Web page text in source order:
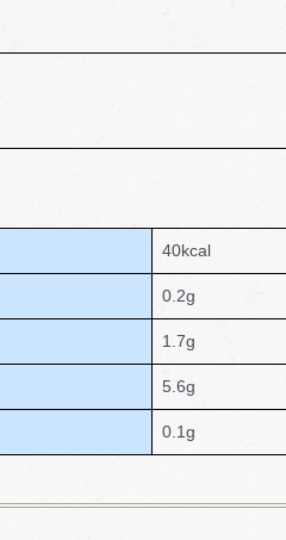
40kcal
0.2g
1.7g
5.6g
0.1g